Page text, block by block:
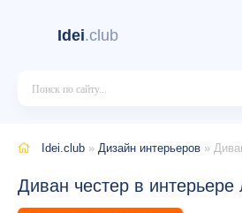
Idei.club
Idei.club » Дизайн интерьеров » Диван
Диван честер в